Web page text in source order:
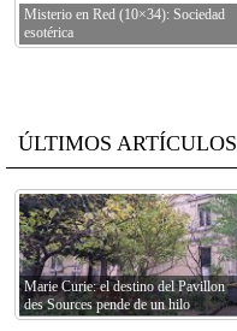
Misterio en Red (10×34): Sociedad
esotérica
ÚLTIMOS ARTÍCULOS
Marie Curie: el destino del Pavillon
des Sources pende de un hilo